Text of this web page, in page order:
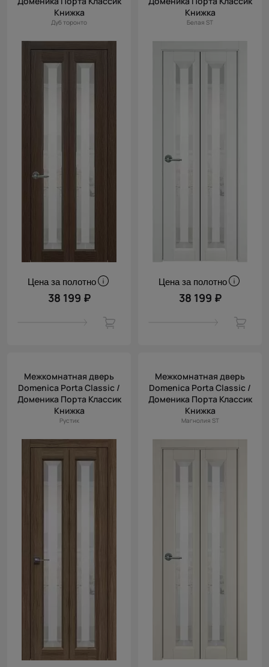
Книжка
Дуб торонто
Цена за полотно
38 199 ₽
Книжка
Белая ST
Цена за полотно
38 199 ₽
Межкомнатная дверь
Domenica Porta Classic /
Доменика Порта Классик
Книжка
Рустик
Межкомнатная дверь
Domenica Porta Classic /
Доменика Порта Классик
Книжка
Магнолия ST